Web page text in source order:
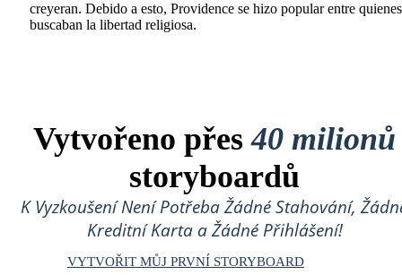
creyeran. Debido a esto, Providence se hizo popular entre quienes
buscaban la libertad religiosa.
Vytvořeno přes40 milionů
storyboardů
K Vyzkoušení Není Potřeba Žádné Stahování,
Kreditní Karta a Žádné Přihlášení!
VYTVOŘIT MŮJ PRVNÍ STORYBOARD